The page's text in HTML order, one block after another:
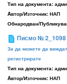
Тип на документа:
Aвтор/Източник: НАП
Обнародван/
Писмо № 2_1098
За да можете да
регистрирате
Тип на документа:
Aвтор/Източник: НАП